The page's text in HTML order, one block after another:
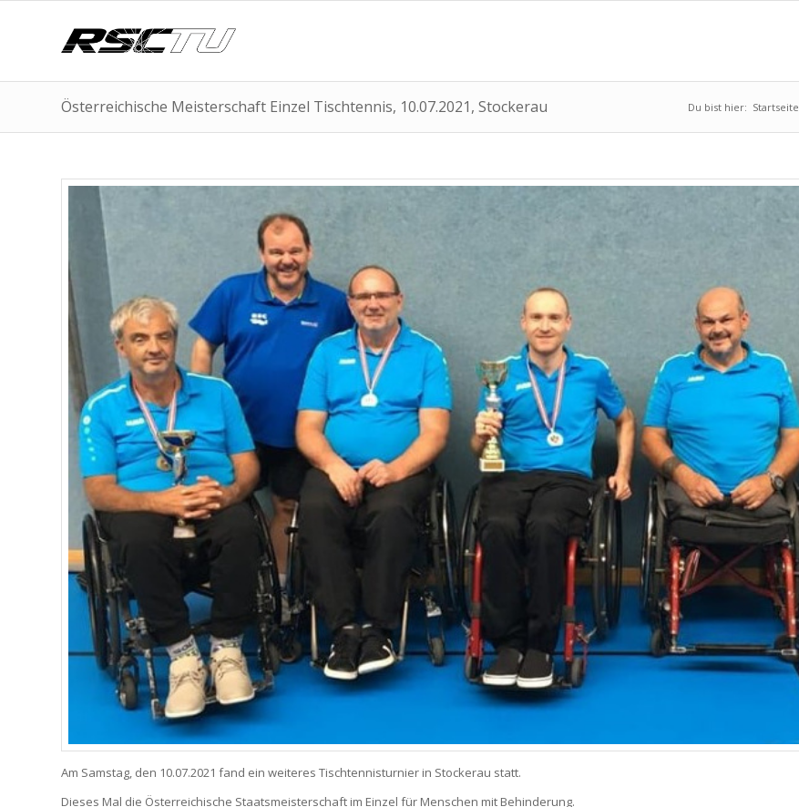
Österreichische Meisterschaft Einzel Tischtennis, 10.07.2021, Stockerau Du bist hier: Startseite
Am Samstag, den 10.07.2021 fand ein weiteres Tischtennisturnier in Stockerau statt.
Dieses Mal die Österreichische Staatsmeisterschaft im Einzel für Menschen mit Behinderung.